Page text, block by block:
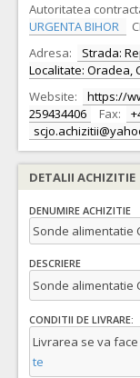
Autoritatea
URGENTA BIHOR
Adresa:
Strada:
Localitate: Oradea,
Website:
https://
259434406
Fax:
DETALII ACHIZITIE
DENUMIRE ACHIZITIE
Sonde alimentatie
DESCRIERE
Sonde alimentatie
CONDITII DE LIVRARE:
Livrarea se va
te